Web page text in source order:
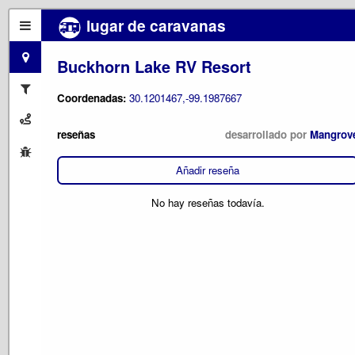
lugar de caravanas
Buckhorn Lake RV Resort
Coordenadas: 30.1201467,-99.1987667
reseñas desarrollado por
Añadir reseña
No hay reseñas todavía.